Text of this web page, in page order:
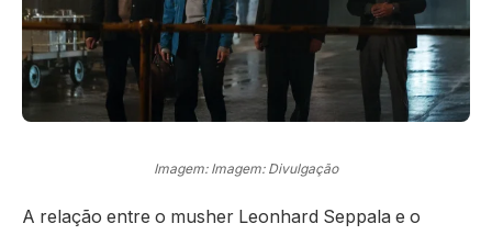
Imagem: Imagem: Divulgação
A relação entre o musher Leonhard Seppala e o